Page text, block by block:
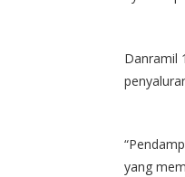
Danramil
yang